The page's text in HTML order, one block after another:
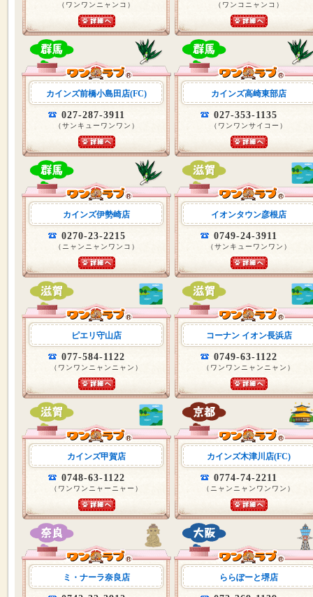
（ワンワンニャンコ） （ワンコニャンコ）
カインズ前橋小島田店(FC)
027-287-3911
（サンキューワンワン）
カインズ高崎東部店
027-353-1135
（ワンワンサイコー）
カインズ伊勢崎店
0270-23-2215
（ニャンニャンワンコ）
イオンタウン彦根店
0749-24-3911
（サンキューワンワン）
ピエリ守山店
077-584-1122
（ワンワンニャンニャン）
コーナン イオン長浜店
0749-63-1122
（ワンワンニャンニャン）
カインズ甲賀店
0748-63-1122
（ワンワンニャーニャー）
カインズ木津川店(FC)
0774-74-2211
（ニャンニャンワンワン）
ミ・ナーラ奈良店 ららぽーと堺店